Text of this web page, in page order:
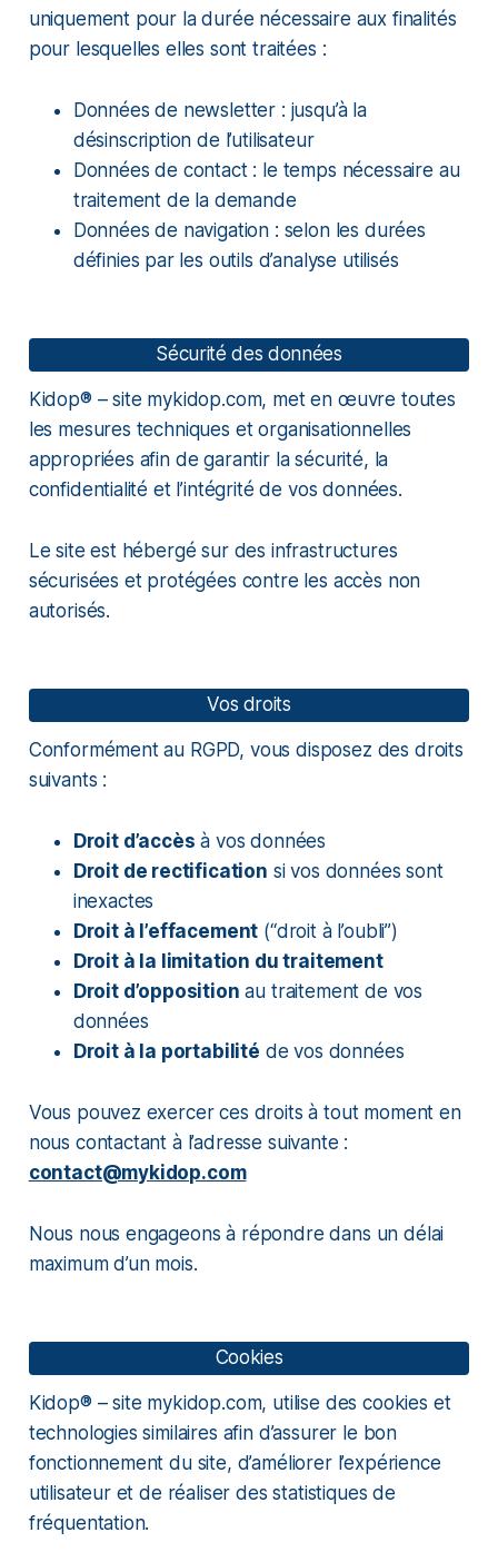
uniquement pour la durée nécessaire aux finalités
pour lesquelles elles sont traitées :
Données de newsletter : jusqu’à la
désinscription de l’utilisateur
Données de contact : le temps nécessaire au
traitement de la demande
Données de navigation : selon les durées
définies par les outils d’analyse utilisés
Sécurité des données
Kidop® – site mykidop.com, met en œuvre toutes
les mesures techniques et organisationnelles
appropriées afin de garantir la sécurité, la
confidentialité et l’intégrité de vos données.
Le site est hébergé sur des infrastructures
sécurisées et protégées contre les accès non
autorisés.
Vos droits
Conformément au RGPD, vous disposez des droits
suivants :
Droit d’accès à vos données
Droit de rectification si vos données sont
inexactes
Droit à l’effacement (“droit à l’oubli”)
Droit à la limitation du traitement
Droit d’opposition au traitement de vos
données
Droit à la portabilité de vos données
Vous pouvez exercer ces droits à tout moment en
nous contactant à l’adresse suivante :
contact@mykidop.com
Nous nous engageons à répondre dans un délai
maximum d’un mois.
Cookies
Kidop® – site mykidop.com, utilise des cookies et
technologies similaires afin d’assurer le bon
fonctionnement du site, d’améliorer l’expérience
utilisateur et de réaliser des statistiques de
fréquentation.